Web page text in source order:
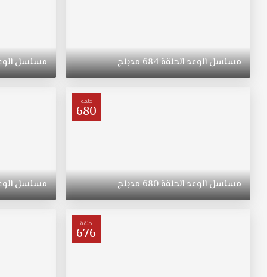
127
مدبلج
قصة
متواضعة
وشابة
وجميلة
مسلسلالوعدالحلقة684مدبلج مسلسل
حلقة
680
مسلسلالوعدالحلقة680مدبلج مسلسل
حلقة
676